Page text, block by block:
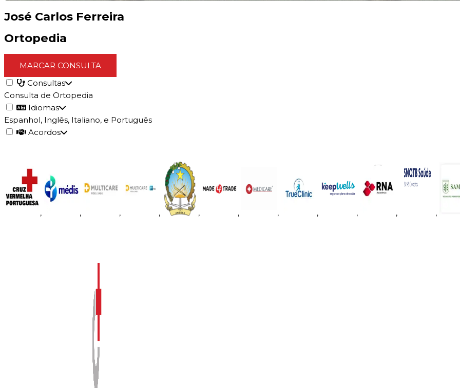
José Carlos Ferreira
Ortopedia
MARCAR CONSULTA
Consultas
Consulta de Ortopedia
Idiomas
Espanhol, Inglês, Italiano, e Português
Acordos
, , , , , , , , , , ,